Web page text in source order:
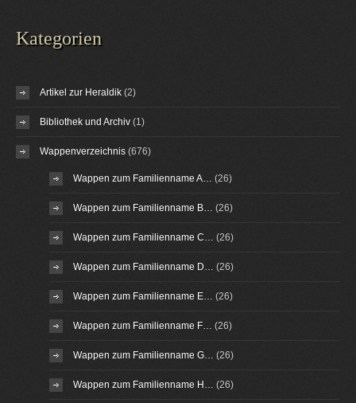
Kategorien
Artikel zur Heraldik (2)
Bibliothek und Archiv (1)
Wappenverzeichnis (676)
Wappen zum Familienname A… (26)
Wappen zum Familienname B… (26)
Wappen zum Familienname C… (26)
Wappen zum Familienname D… (26)
Wappen zum Familienname E… (26)
Wappen zum Familienname F… (26)
Wappen zum Familienname G… (26)
Wappen zum Familienname H… (26)